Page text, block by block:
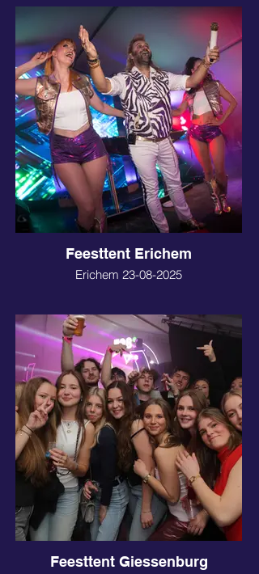
Feesttent Erichem
Erichem 23-08-2025
Feesttent Giessenburg